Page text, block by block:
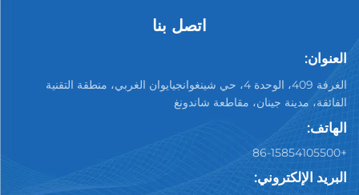
اتصل بنا
العنوان:
الغرفة 409، الوحدة 4، حي شينغوانجيايوان الغربي، منطقة التقنية
الفائقة، مدينة جينان، مقاطعة شاندونغ
الهاتف:
+86-15854105500
البريد الإلكتروني: